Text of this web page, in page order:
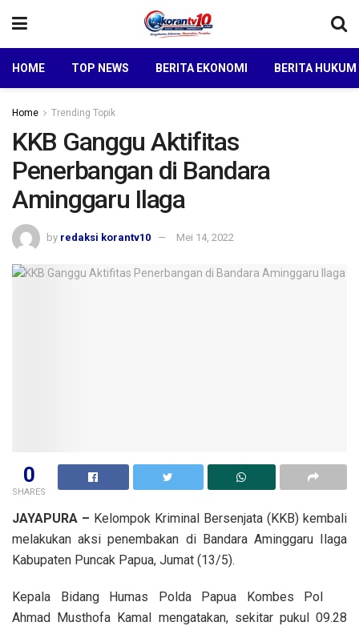
HOME TOP NEWS BERITA EKONOMI BERITA
Home Trending Topik
KKB Ganggu Aktifitas
Penerbangan di Bandara
Aminggaru Ilaga
by redaksi korantv10 Mei 14, 2022
0
SHARES
JAYAPURA – Kelompok Kriminal Bersenjata (KKB) kembali
melakukan aksi penembakan di Bandara Aminggaru Ilaga
Kabupaten Puncak Papua, Jumat (13/5).
Kepala Bidang Humas Polda Papua Kombes Pol
Ahmad Musthofa Kamal mengatakan, sekitar pukul 09.28